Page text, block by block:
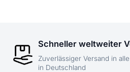
Schneller weltweiter
Zuverlässiger Versand in
in Deutschland